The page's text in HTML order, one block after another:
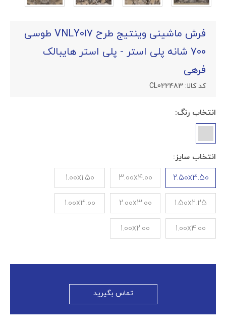
فرش ماشینی وینتیج طرح VNLY017 طوسی
700 شانه پلی استر - پلی استر هایبالک
فرهی
کد کالا: CL022483
انتخاب رنگ:
انتخاب سایز:
2.50x3.50
3.00x4.00
1.00x1.50
1.50x2.25
2.00x3.00
1.00x3.00
1.00x4.00
1.00x2.00
تماس بگیرید